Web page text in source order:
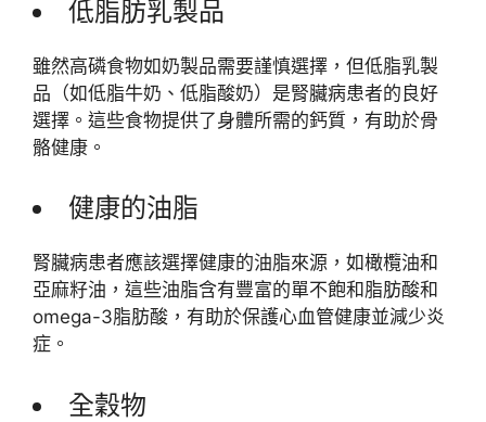
低脂肪乳製品
雖然高磷食物如奶製品需要謹慎選擇，但低脂乳製
品（如低脂牛奶、低脂酸奶）是腎臟病患者的良好
選擇。這些食物提供了身體所需的鈣質，有助於骨
骼健康。
健康的油脂
腎臟病患者應該選擇健康的油脂來源，如橄欖油和
亞麻籽油，這些油脂含有豐富的單不飽和脂肪酸和
omega-3脂肪酸，有助於保護心血管健康並減少炎
症。
全穀物